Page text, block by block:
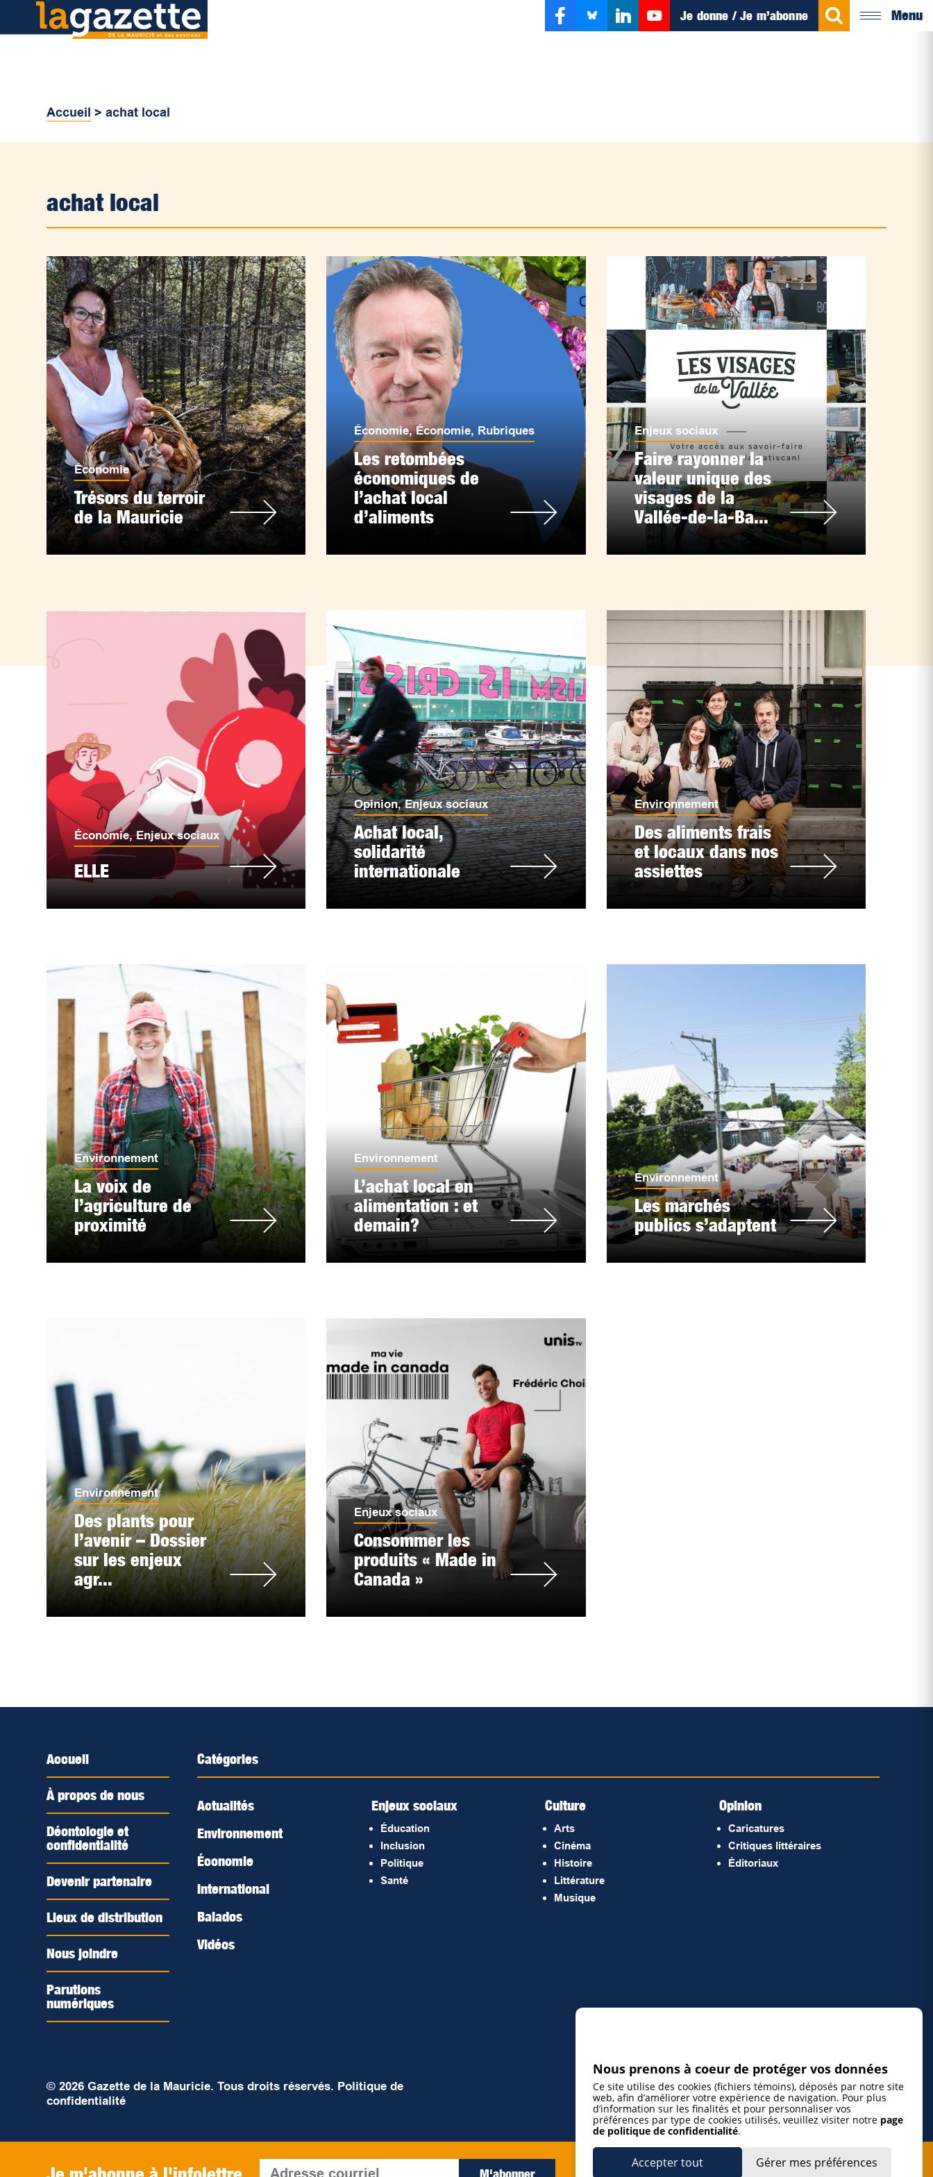
Je donne / Je m’abonne Menu
Accueil >achat local
achat local
Économie
Trésors du terroir
de la Mauricie
Économie,Économie, Rubriques
Les retombées
économiques de
l’achat local
d’aliments
Enjeux sociaux
Faire rayonner la
valeur unique des
visages de la
Vallée-de-la-Ba...
Économie,Enjeux sociaux
ELLE
Opinion,Enjeux sociaux
Achat local,
solidarité
internationale
Environnement
Des aliments frais
et locaux dans nos
assiettes
Environnement
La voix de
l’agriculture de
proximité
Environnement
L’achat local en
alimentation : et
demain?
Environnement
Les marchés
publics s’adaptent
Environnement
Des plants pour
l’avenir – Dossier
sur les enjeux
agr...
Enjeux sociaux
Consommer les
produits « Made in
Canada »
Accueil
À propos de nous
Déontologie et
confidentialité
Devenir partenaire
Lieux de distribution
Nous joindre
Parutions
numériques
Catégories
Actualités
Environnement
Économie
International
Balados
Vidéos
Enjeux sociaux
Éducation
Inclusion
Politique
Santé
Culture
Arts
Cinéma
Histoire
Littérature
Musique
Opinion
Caricatures
Critiques littéraires
Éditoriaux
© 2026 Gazette de la Mauricie. Tous droits réservés. Politique de
confidentialité
M'abonner
J’accepte de m’abonner à l’infolettre de La Gazette de la Mauricie et de
Nous prenons à coeur de protéger vos données
Ce site utilise des cookies (fichiers témoins), déposés par notre site
web, afin d’améliorer votre expérience de navigation. Pour plus
d’information sur les finalités et pour personnaliser vos
préférences par type de cookies utilisés, veuillez visiter notre page
de politique de confidentialité.
Accepter tout Gérer mes préférences